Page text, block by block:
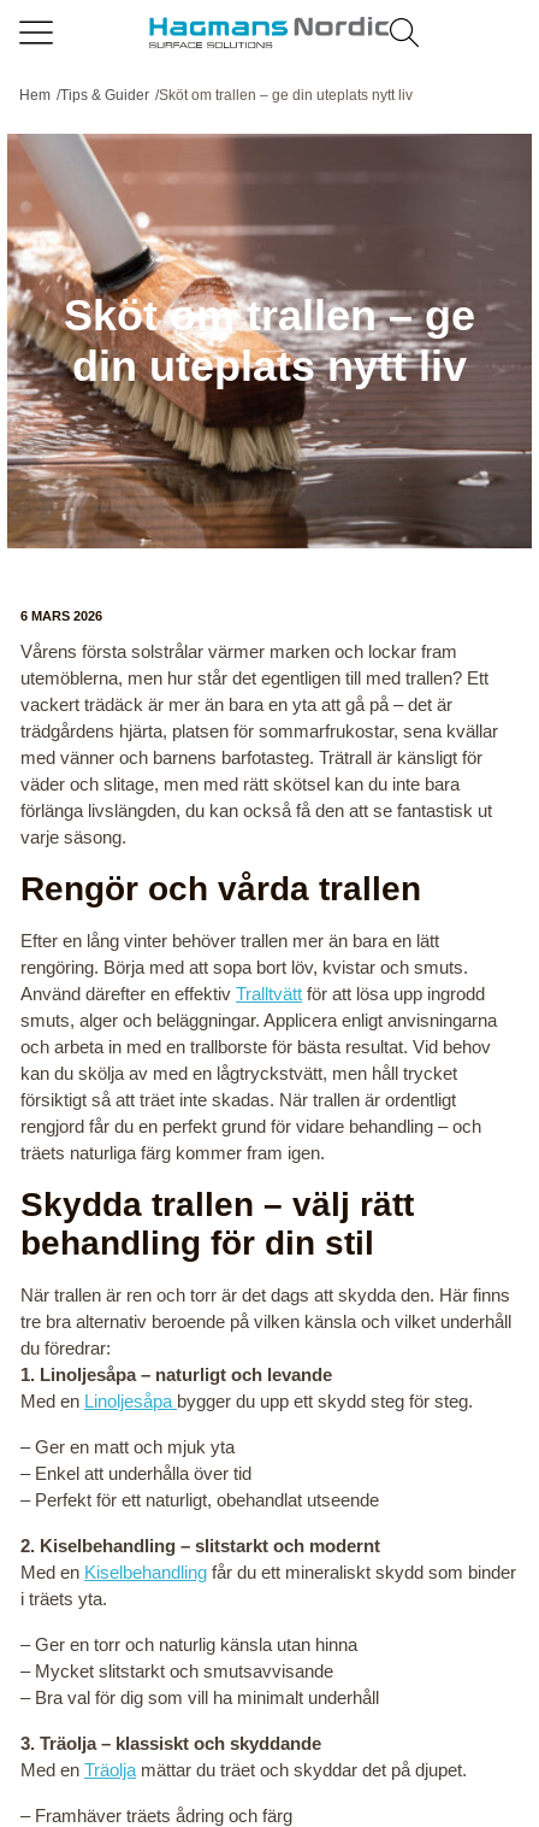
Hem /Tips & Guider /Sköt om trallen – ge din uteplats nytt liv
Sköt om trallen – ge
din uteplats nytt liv
6 MARS 2026
Vårens första solstrålar värmer marken och lockar fram
utemöblerna, men hur står det egentligen till med trallen? Ett
vackert trädäck är mer än bara en yta att gå på – det är
trädgårdens hjärta, platsen för sommarfrukostar, sena kvällar
med vänner och barnens barfotasteg. Trätrall är känsligt för
väder och slitage, men med rätt skötsel kan du inte bara
förlänga livslängden, du kan också få den att se fantastisk ut
varje säsong.
Rengör och vårda trallen
Efter en lång vinter behöver trallen mer än bara en lätt
rengöring. Börja med att sopa bort löv, kvistar och smuts.
Använd därefter en effektiv Tralltvätt för att lösa upp ingrodd
smuts, alger och beläggningar. Applicera enligt anvisningarna
och arbeta in med en trallborste för bästa resultat. Vid behov
kan du skölja av med en lågtryckstvätt, men håll trycket
försiktigt så att träet inte skadas. När trallen är ordentligt
rengjord får du en perfekt grund för vidare behandling – och
träets naturliga färg kommer fram igen.
Skydda trallen – välj rätt
behandling för din stil
När trallen är ren och torr är det dags att skydda den. Här finns
tre bra alternativ beroende på vilken känsla och vilket underhåll
du föredrar:
1. Linoljesåpa – naturligt och levande
Med en Linoljesåpa bygger du upp ett skydd steg för steg.
– Ger en matt och mjuk yta
– Enkel att underhålla över tid
– Perfekt för ett naturligt, obehandlat utseende
2. Kiselbehandling – slitstarkt och modernt
Med en Kiselbehandling får du ett mineraliskt skydd som binder
i träets yta.
– Ger en torr och naturlig känsla utan hinna
– Mycket slitstarkt och smutsavvisande
– Bra val för dig som vill ha minimalt underhåll
3. Träolja – klassiskt och skyddande
Med en Träolja mättar du träet och skyddar det på djupet.
– Framhäver träets ådring och färg